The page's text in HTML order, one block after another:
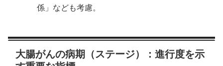
係」なども考慮。
大腸がんの病期（ステージ）：進行度を示